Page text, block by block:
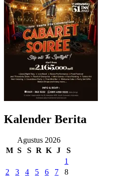
Kalender Berita
Agustus 2026
M S S R K J
S
1
2
3 4 5 6 7
8